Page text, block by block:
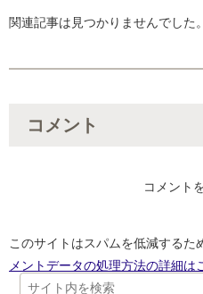
関連記事は見つかりませんでした。
コメント
コメント
このサイトはスパムを低減するた
メントデータの処理方法の詳細は